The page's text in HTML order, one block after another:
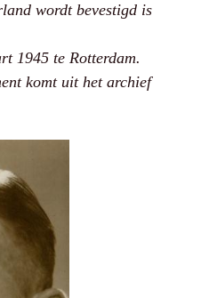
wordt bevestigd is
1945 te Rotterdam.
komt uit het archief